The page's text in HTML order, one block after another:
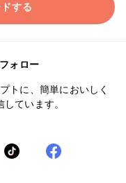
する
ォロー
トに、簡単においしく
ています。